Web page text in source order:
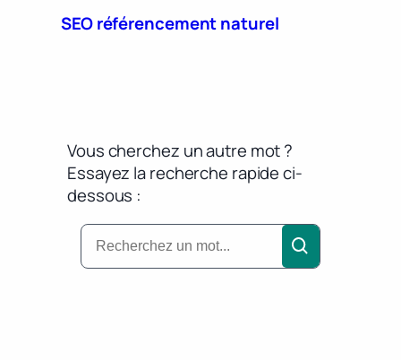
SEO référencement naturel
Vous cherchez un autre mot ?
Essayez la recherche rapide ci-
dessous :